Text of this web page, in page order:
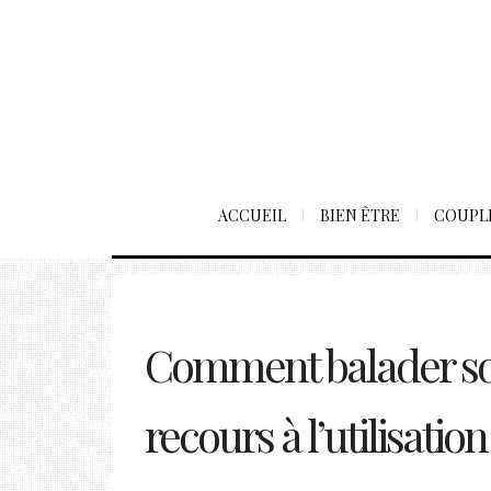
ACCUEIL BIEN ÊTRE
Comment balader
recours à